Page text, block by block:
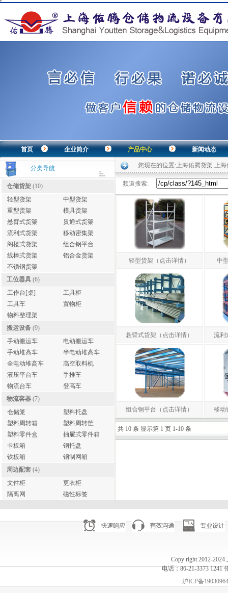
首页 企业简介 产品中心 新闻动态
分类导航
仓储货架 (10)
轻型货架
中型货架
重型货架
模具货架
悬臂式货架
贯通式货架
流利式货架
移动密集架
阁楼式货架
组合钢平台
线棒式货架
铝合金货架
不锈钢货架
工位器具 (6)
工作台[桌]
工具柜
工具车
置物柜
物料整理架
搬运设备 (9)
手动搬运车
电动搬运车
手动堆高车
半电动堆高车
全电动堆高车
高空取料机
液压平台车
手推车
物流台车
登高车
物流容器 (7)
仓储笼
塑料托盘
塑料周转箱
塑料周转筐
塑料零件盒
抽屉式零件箱
卡板箱
钢托盘
铁板箱
钢制网箱
周边配套 (4)
文件柜
更衣柜
隔离网
磁性标签
您现在的位置:上海佑腾货架 上
频道搜索:
轻型货架（点击详情） 中
悬臂式货架（点击详情） 流利
组合钢平台（点击详情） 移动
共 10 条 显示第 1 页 1-10 条
Copy right 2012-
电话：86-21-3373 1241
沪ICP备